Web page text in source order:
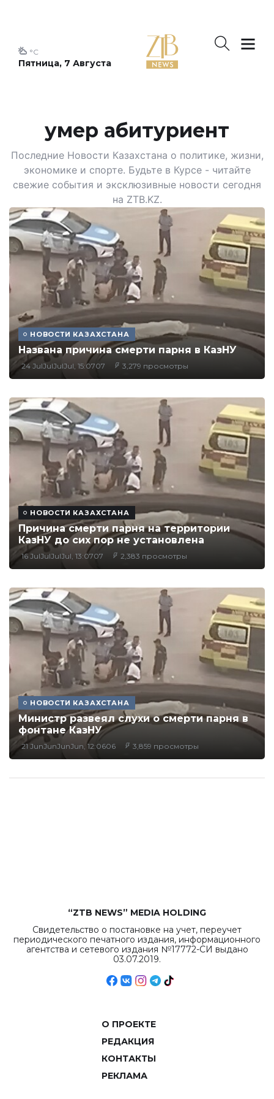
Пятница, 7 Августа
°C
умер абитуриент
Последние Новости Казахстана о политике, жизни,
экономике и спорте. Будьте в Курсе - читайте
свежие события и эксклюзивные новости сегодня
на ZTB.KZ.
НОВОСТИ КАЗАХСТАНА
Названа причина смерти парня в КазНУ
24 JulJulJulJul, 15:0707 3,279 просмотры
НОВОСТИ КАЗАХСТАНА
Причина смерти парня на территории
КазНУ до сих пор не установлена
16 JulJulJulJul, 13:0707 2,383 просмотры
НОВОСТИ КАЗАХСТАНА
Министр развеял слухи о смерти парня в
фонтане КазНУ
21 JunJunJunJun, 12:0606 3,859 просмотры
“ZTB NEWS” MEDIA HOLDING
Свидетельство о постановке на учет, переучет
периодического печатного издания, информационного
агентства и сетевого издания №17772-СИ выдано
03.07.2019.
О ПРОЕКТЕ
РЕДАКЦИЯ
КОНТАКТЫ
РЕКЛАМА